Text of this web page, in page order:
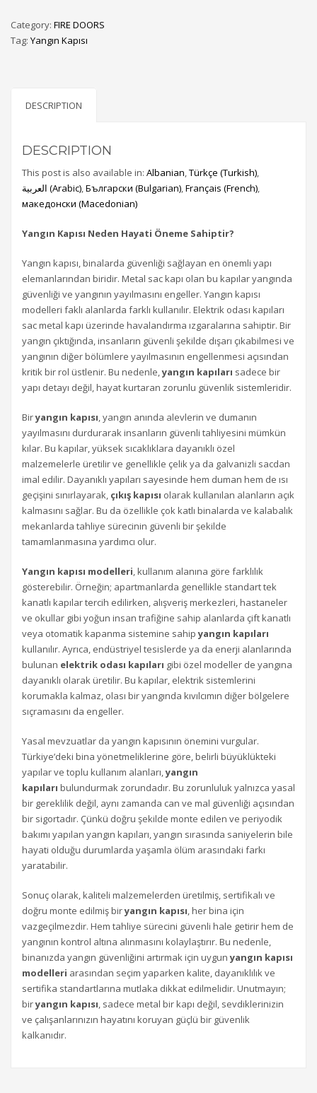
Category: FIRE DOORS
Tag: Yangın Kapısı
DESCRIPTION
DESCRIPTION
This post is also available in: Albanian Türkçe (Turkish)
العربية (Arabic) Български (Bulgarian) Français (French)
македонски (Macedonian)
Yangın Kapısı Neden Hayati Öneme Sahiptir?
Yangın kapısı, binalarda güvenliği sağlayan en önemli yapı
elemanlarından biridir. Metal sac kapı olan bu kapılar yangında
güvenliği ve yangının yayılmasını engeller. Yangın kapısı
modelleri faklı alanlarda farklı kullanılır. Elektrik odası kapıları
sac metal kapı üzerinde havalandırma ızgaralarına sahiptir. Bir
yangın çıktığında, insanların güvenli şekilde dışarı çıkabilmesi ve
yangının diğer bölümlere yayılmasının engellenmesi açısından
kritik bir rol üstlenir. Bu nedenle,yangın kapıları sadece bir
yapı detayı değil, hayat kurtaran zorunlu güvenlik sistemleridir.
Biryangın kapısı, yangın anında alevlerin ve dumanın
yayılmasını durdurarak insanların güvenli tahliyesini mümkün
kılar. Bu kapılar, yüksek sıcaklıklara dayanıklı özel
malzemelerle üretilir ve genellikle çelik ya da galvanizli sacdan
imal edilir. Dayanıklı yapıları sayesinde hem duman hem de ısı
geçişini sınırlayarak, çıkış kapısı olarak kullanılan alanların açık
kalmasını sağlar. Bu da özellikle çok katlı binalarda ve kalabalık
mekanlarda tahliye sürecinin güvenli bir şekilde
tamamlanmasına yardımcı olur.
Yangın kapısı modelleri, kullanım alanına göre farklılık
gösterebilir. Örneğin; apartmanlarda genellikle standart tek
kanatlı kapılar tercih edilirken, alışveriş merkezleri, hastaneler
ve okullar gibi yoğun insan trafiğine sahip alanlarda çift kanatlı
veya otomatik kapanma sistemine sahipyangın kapıları
kullanılır. Ayrıca, endüstriyel tesislerde ya da enerji alanlarında
bulunan elektrik odası kapıları gibi özel modeller de yangına
dayanıklı olarak üretilir. Bu kapılar, elektrik sistemlerini
korumakla kalmaz, olası bir yangında kıvılcımın diğer bölgelere
sıçramasını da engeller.
Yasal mevzuatlar da yangın kapısının önemini vurgular.
Türkiye’deki bina yönetmeliklerine göre, belirli büyüklükteki
yapılar ve toplu kullanım alanları,yangın
kapıları bulundurmak zorundadır. Bu zorunluluk yalnızca yasal
bir gereklilik değil, aynı zamanda can ve mal güvenliği açısından
bir sigortadır. Çünkü doğru şekilde monte edilen ve periyodik
bakımı yapılan yangın kapıları, yangın sırasında saniyelerin bile
hayati olduğu durumlarda yaşamla ölüm arasındaki farkı
yaratabilir.
Sonuç olarak, kaliteli malzemelerden üretilmiş, sertifikalı ve
doğru monte edilmiş biryangın kapısı, her bina için
vazgeçilmezdir. Hem tahliye sürecini güvenli hale getirir hem de
yangının kontrol altına alınmasını kolaylaştırır. Bu nedenle,
binanızda yangın güvenliğini artırmak için uygunyangın kapısı
modelleri arasından seçim yaparken kalite, dayanıklılık ve
sertifika standartlarına mutlaka dikkat edilmelidir. Unutmayın;
biryangın kapısı, sadece metal bir kapı değil, sevdiklerinizin
ve çalışanlarınızın hayatını koruyan güçlü bir güvenlik
kalkanıdır.